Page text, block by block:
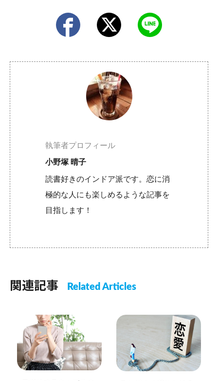
執筆者プロフィール
小野塚 晴子
読書好きのインドア派です。恋に消
極的な人にも楽しめるような記事を
目指します！
関連記事 Related Articles